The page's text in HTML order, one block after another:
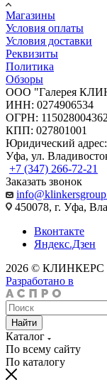
Магазины
Условия оплаты
Условия доставки
Реквизиты
Политика
Обзоры
ООО "Галерея
ИНН: 0274906534
ОГРН:
КПП: 027801001
Юридический адрес:
Уфа, ул.
+7 (347) 266-72-21
Заказать звонок
450078, г. Уфа,
Вконтакте
Яндекс.Дзен
2026 © КЛИНКЕРС
Разработано в
Найти
Каталог
По всему сайту
По каталогу